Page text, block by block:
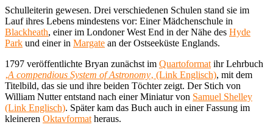
Schulleiterin gewesen. Drei verschiedenen Schulen stand sie im
Lauf ihres Lebens mindestens vor: Einer Mädchenschule in
Blackheath, einer im Londoner West End in der Nähe des Hyde
Park und einer in Margate an der Ostseeküste Englands.
1797 veröffentlichte Bryan zunächst im Quartoformat ihr Lehrbuch
‚A compendious System of Astronomy‚ (Link Englisch), mit dem
Titelbild, das sie und ihre beiden Töchter zeigt. Der Stich von
William Nutter entstand nach einer Miniatur von Samuel Shelley
(Link Englisch). Später kam das Buch auch in einer Fassung im
kleineren Oktavformat heraus.